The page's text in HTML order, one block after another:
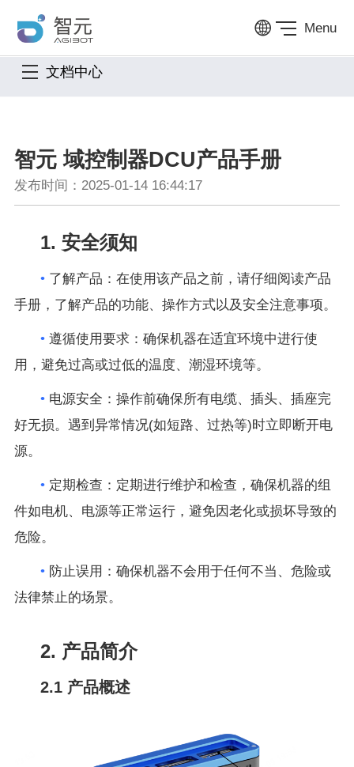
Menu
文档中心
智元 域控制器DCU产品手册
发布时间：2025-01-14 16:44:17
1. 安全须知
• 了解产品：在使用该产品之前，请仔细阅读产品
手册，了解产品的功能、操作方式以及安全注意事项。
• 遵循使用要求：确保机器在适宜环境中进行使
用，避免过高或过低的温度、潮湿环境等。
• 电源安全：操作前确保所有电缆、插头、插座完
好无损。遇到异常情况(如短路、过热等)时立即断开电
源。
• 定期检查：定期进行维护和检查，确保机器的组
件如电机、电源等正常运行，避免因老化或损坏导致的
危险。
• 防止误用：确保机器不会用于任何不当、危险或
法律禁止的场景。
2. 产品简介
2.1 产品概述